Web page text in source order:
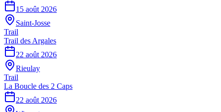
15 août 2026
Saint-Josse
Trail
Trail des Argales
22 août 2026
Rieulay
Trail
La Boucle des 2 Caps
22 août 2026